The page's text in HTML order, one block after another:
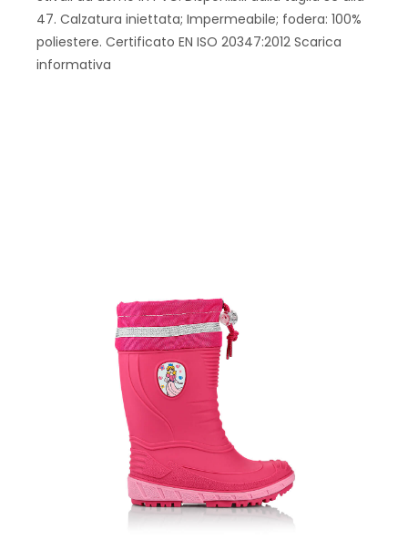
47. Calzatura iniettata; Impermeabile; fodera: 100%
poliestere. Certificato EN ISO 20347:2012 Scarica
informativa